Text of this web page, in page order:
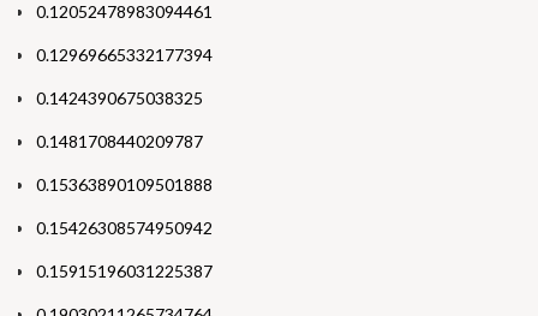
0.12052478983094461
0.12969665332177394
0.1424390675038325
0.1481708440209787
0.15363890109501888
0.15426308574950942
0.15915196031225387